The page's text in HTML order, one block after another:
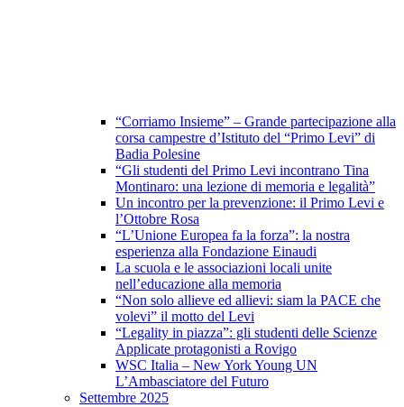
“Corriamo Insieme” – Grande partecipazione alla
corsa campestre d’Istituto del “Primo Levi” di
Badia Polesine
“Gli studenti del Primo Levi incontrano Tina
Montinaro: una lezione di memoria e legalità”
Un incontro per la prevenzione: il Primo Levi e
l’Ottobre Rosa
“L’Unione Europea fa la forza”: la nostra
esperienza alla Fondazione Einaudi
La scuola e le associazioni locali unite
nell’educazione alla memoria
“Non solo allieve ed allievi: siam la PACE che
volevi” il motto del Levi
“Legality in piazza”: gli studenti delle Scienze
Applicate protagonisti a Rovigo
WSC Italia – New York Young UN
L’Ambasciatore del Futuro
Settembre 2025